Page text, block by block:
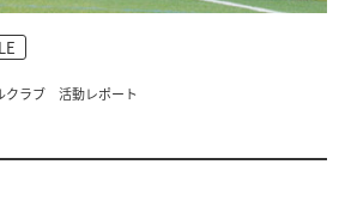
クラブ 活動レポート